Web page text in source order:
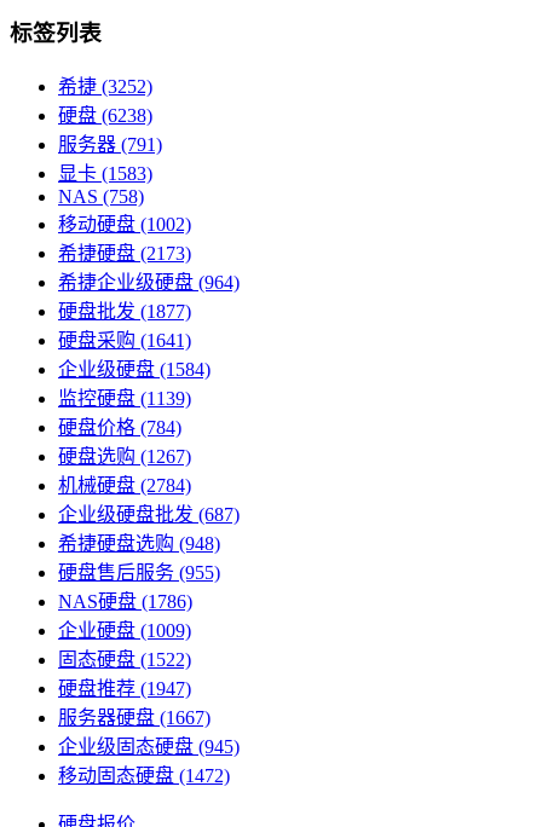
标签列表
希捷 (3252)
硬盘 (6238)
服务器 (791)
显卡 (1583)
NAS (758)
移动硬盘 (1002)
希捷硬盘 (2173)
希捷企业级硬盘 (964)
硬盘批发 (1877)
硬盘采购 (1641)
企业级硬盘 (1584)
监控硬盘 (1139)
硬盘价格 (784)
硬盘选购 (1267)
机械硬盘 (2784)
企业级硬盘批发 (687)
希捷硬盘选购 (948)
硬盘售后服务 (955)
NAS硬盘 (1786)
企业硬盘 (1009)
固态硬盘 (1522)
硬盘推荐 (1947)
服务器硬盘 (1667)
企业级固态硬盘 (945)
移动固态硬盘 (1472)